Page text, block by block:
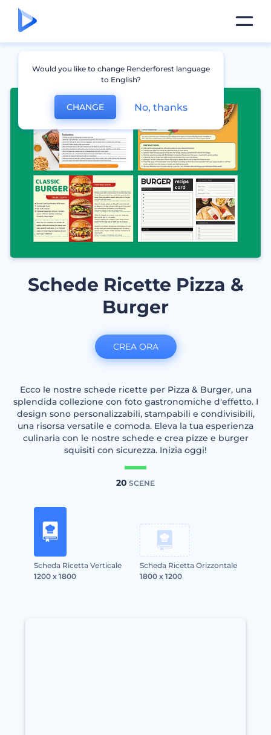
Schede Ricette Pizza &
Burger
Ecco le nostre schede ricette per Pizza & Burger, una
splendida collezione con foto gastronomiche d'effetto. I
design sono personalizzabili, stampabili e condivisibili,
una risorsa versatile e comoda. Eleva la tua esperienza
culinaria con le nostre schede e crea pizze e burger
squisiti con sicurezza. Inizia oggi!
20 SCENE
Scheda Ricetta Verticale
1200 x 1800
Scheda Ricetta Orizzontale
1800 x 1200
CREA ORA
Would you like to change Renderforest language
to English?
CHANGE No, thanks